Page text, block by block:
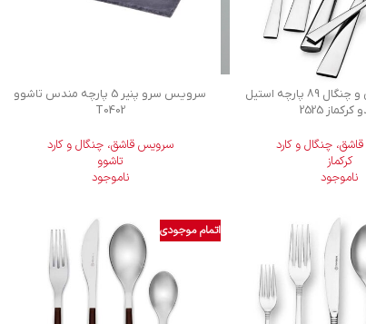
سرويس قاشق و چنگال 89 پارچه استیل
2525
چنگال و کارد
کرکماز
ناموجود
سرویس سرو پنیر 5 پارچه مندس تاشوو
T0402
سرویس قاشق، چنگال و کارد
تاشوو
ناموجود
اتمام موجودی